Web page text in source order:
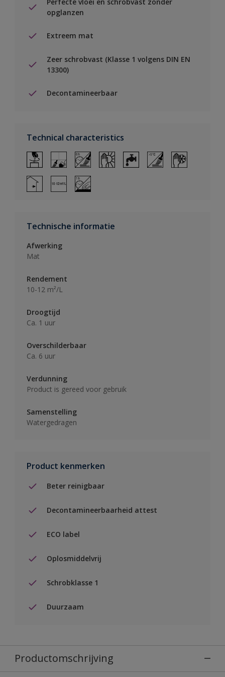
opglanzen
Extreem mat
Zeer schrobvast (Klasse 1 volgens DIN EN
13300)
Decontamineerbaar
Technical characteristics
Technische informatie
Afwerking
Mat
Rendement
10-12 m²/L
Droogtijd
Ca. 1 uur
Overschilderbaar
Ca. 6 uur
Verdunning
Product is gereed voor gebruik
Samenstelling
Watergedragen
Product kenmerken
Beter reinigbaar
Decontamineerbaarheid attest
ECO label
Oplosmiddelvrij
Schrobklasse 1
Duurzaam
Productomschrijving